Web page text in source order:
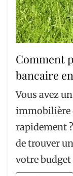
Comment
bancaire
Vous avez
immobilière
rapidement
de trouver
votre budget